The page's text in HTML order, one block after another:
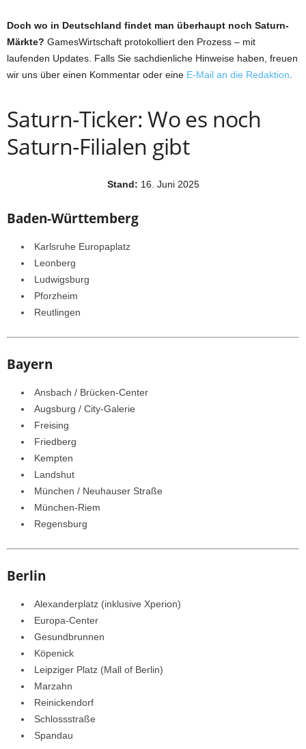
Doch wo in Deutschland findet man überhaupt noch Saturn-
Märkte? GamesWirtschaft protokolliert den Prozess – mit
laufenden Updates. Falls Sie sachdienliche Hinweise haben, freuen
wir uns über einen Kommentar oder eine E-Mail an die Redaktion
Saturn-Ticker: Wo es noch
Saturn-Filialen gibt
Stand: 16. Juni 2025
Baden-Württemberg
Karlsruhe Europaplatz
Leonberg
Ludwigsburg
Pforzheim
Reutlingen
Bayern
Ansbach / Brücken-Center
Augsburg / City-Galerie
Freising
Friedberg
Kempten
Landshut
München / Neuhauser Straße
München-Riem
Regensburg
Berlin
Alexanderplatz (inklusive Xperion)
Europa-Center
Gesundbrunnen
Köpenick
Leipziger Platz (Mall of Berlin)
Marzahn
Reinickendorf
Schlossstraße
Spandau